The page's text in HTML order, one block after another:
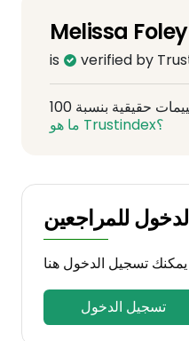
Melissa Foley
is verified by
ما هو Trustindex؟
للمراجعين
تسجيل الدخول